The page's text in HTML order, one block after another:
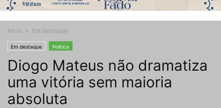
Início Em destaque
Em destaque Politica
Diogo Mateus não dramatiza
uma vitória sem maioria
absoluta